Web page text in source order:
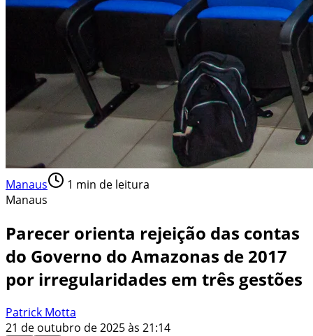
Manaus 1 min de leitura
Manaus
Parecer orienta rejeição das contas
do Governo do Amazonas de 2017
por irregularidades em três gestões
Patrick Motta
21 de outubro de 2025 às 21:14